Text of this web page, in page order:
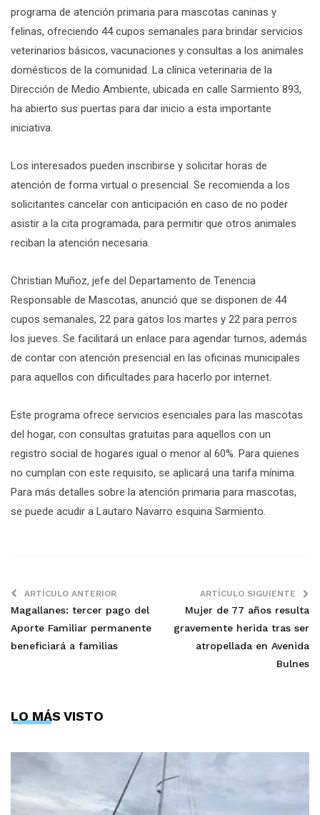
programa de atención primaria para mascotas caninas y
felinas, ofreciendo 44 cupos semanales para brindar servicios
veterinarios básicos, vacunaciones y consultas a los animales
domésticos de la comunidad. La clínica veterinaria de la
Dirección de Medio Ambiente, ubicada en calle Sarmiento 893,
ha abierto sus puertas para dar inicio a esta importante
iniciativa.
Los interesados pueden inscribirse y solicitar horas de
atención de forma virtual o presencial. Se recomienda a los
solicitantes cancelar con anticipación en caso de no poder
asistir a la cita programada, para permitir que otros animales
reciban la atención necesaria.
Christian Muñoz, jefe del Departamento de Tenencia
Responsable de Mascotas, anunció que se disponen de 44
cupos semanales, 22 para gatos los martes y 22 para perros
los jueves. Se facilitará un enlace para agendar turnos, además
de contar con atención presencial en las oficinas municipales
para aquellos con dificultades para hacerlo por internet.
Este programa ofrece servicios esenciales para las mascotas
del hogar, con consultas gratuitas para aquellos con un
registro social de hogares igual o menor al 60%. Para quienes
no cumplan con este requisito, se aplicará una tarifa mínima.
Para más detalles sobre la atención primaria para mascotas,
se puede acudir a Lautaro Navarro esquina Sarmiento.
ARTÍCULO ANTERIOR
Magallanes: tercer pago del
Aporte Familiar permanente
beneficiará a familias
ARTÍCULO SIGUIENTE
Mujer de 77 años resulta
gravemente herida tras ser
atropellada en Avenida
Bulnes
LO MÁS VISTO